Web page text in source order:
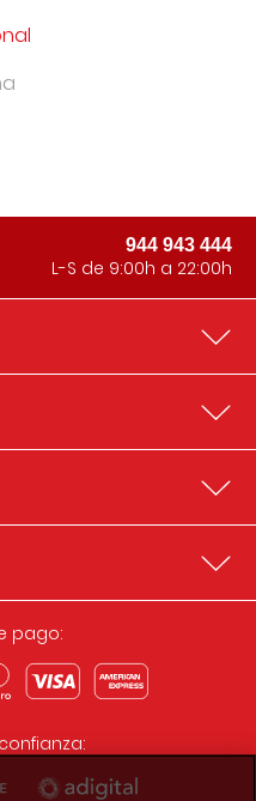
944 943 444
L-S de 9:00h a 22:00h
pago: